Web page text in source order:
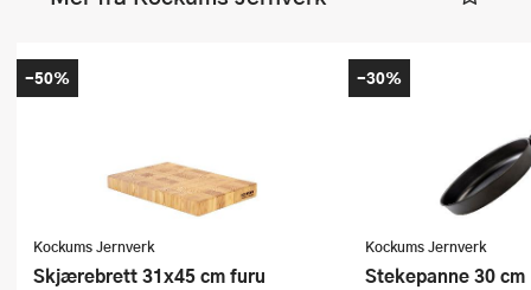
Kockums Jernverk
Skjærebrett 31x45 cm furu
-50%
Kockums Jernverk
Stekepanne 30
-30%